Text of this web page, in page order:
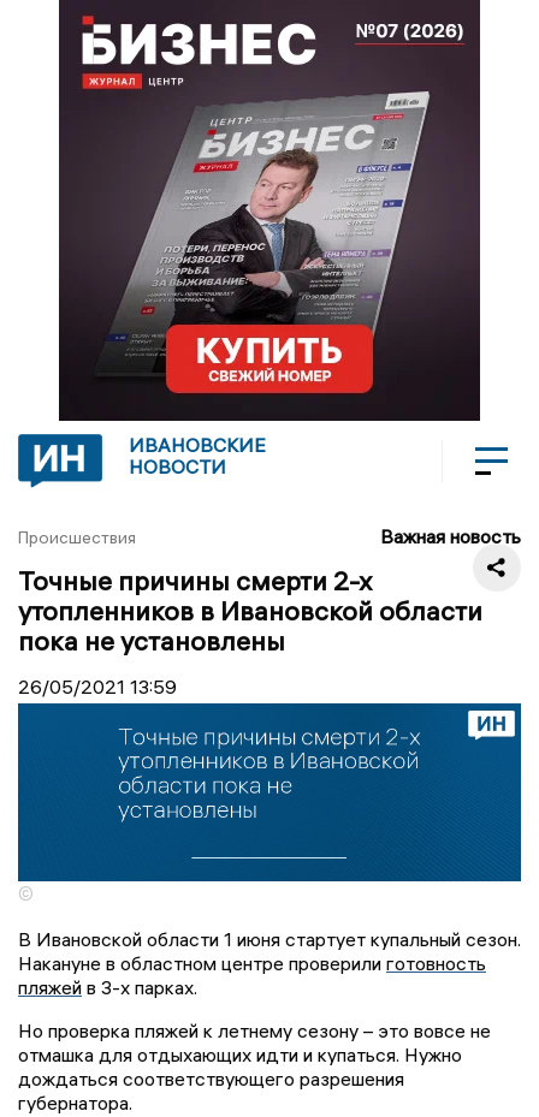
ИВАНОВСКИЕ
НОВОСТИ
Происшествия Важная новость
Точные причины смерти 2-х
утопленников в Ивановской области
пока не установлены
26/05/2021 13:59
©
В Ивановской области 1 июня стартует купальный сезон.
Накануне в областном центре проверили готовность
пляжей в 3-х парках.
Но проверка пляжей к летнему сезону – это вовсе не
отмашка для отдыхающих идти и купаться. Нужно
дождаться соответствующего разрешения
губернатора.